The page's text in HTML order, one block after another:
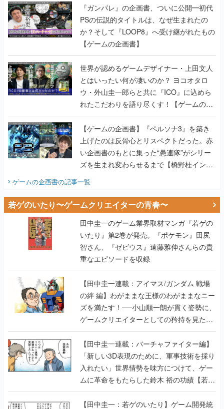
【ゲームの企画書】
世界が認めるゲームデザイナー・上田文人
とはいったい何が凄いのか？ ヨコオタロ
ウ・外山圭一郎らと共に『ICO』に込めら
れたこだわりを語り尽くす！【ゲームの企
画書】
【ゲームの企画書】『ペルソナ3』を築き
上げたのは反骨心とリスペクトだった。赤
い企画書のもとに集った“愚連隊”がシリー
ズを生まれ変わらせるまで【橋野桂インタ
ビュー】
ゲームの企画書の記事一覧
若ゲのいたり〜ゲームクリエイターの青春〜
田中圭一のゲーム業界取材マンガ『若ゲの
いたり』第2巻が発売。『ポケモン』田尻
智さん、『ゼビウス』遠藤雅伸さんらの貴
重なエピソードを収録
【田中圭一連載：アイマス/ガンダム 戦場
の絆 編】わがままな王様のわがままなニー
ズを満たす！──小山順一朗が貫く姿勢に、
ゲームクリエイターとしての矜持を見た
【若ゲのいたり最終回】
【田中圭一連載：バーチャファイター編】
「新しい3D表現のために、軍事技術を採り
入れたい」世界情勢を味方につけて、ゲー
ムに革命をもたらした鈴木 裕の功績【若ゲ
のいたり】
【田中圭一：若ゲのいたり】ゲーム開発統
合環境「Unreal Engine」最新バージョン
で、開発環境はどう変わる？ ゲーム業界向
けソリューションイベント「GTMF2019」